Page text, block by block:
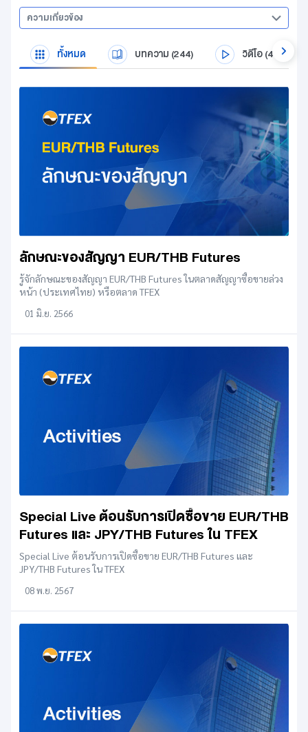
ความเกี่ยวข้อง
ทั้งหมด บทความ (244) วิดีโอ (45)
ลักษณะของสัญญา EUR/THB Futures
รู้จักลักษณะของสัญญา EUR/THB Futures ในตลาดสัญญาซื้อขายล่วง
หน้า (ประเทศไทย) หรือตลาด TFEX
01 มิ.ย. 2566
Special Live ต้อนรับการเปิดซื้อขาย EUR/THB
Futures และ JPY/THB Futures ใน TFEX
Special Live ต้อนรับการเปิดซื้อขาย EUR/THB Futures และ
JPY/THB Futures ใน TFEX
08 พ.ย. 2567